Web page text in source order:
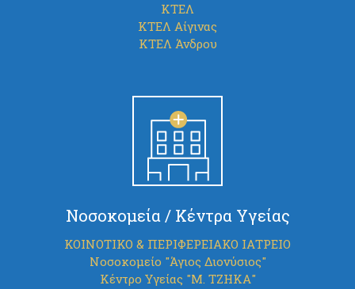
ΚΤΕΛ
ΚΤΕΛ Αίγινας
ΚΤΕΛ Άνδρου
Νοσοκομεία / Κέντρα Υγείας
ΚΟΙΝΟΤΙΚΟ & ΠΕΡΙΦΕΡΕΙΑΚΟ ΙΑΤΡΕΙΟ
Νοσοκομείο "Άγιος Διονύσιος"
Κέντρο Υγείας "Μ. ΤΖΗΚΑ"